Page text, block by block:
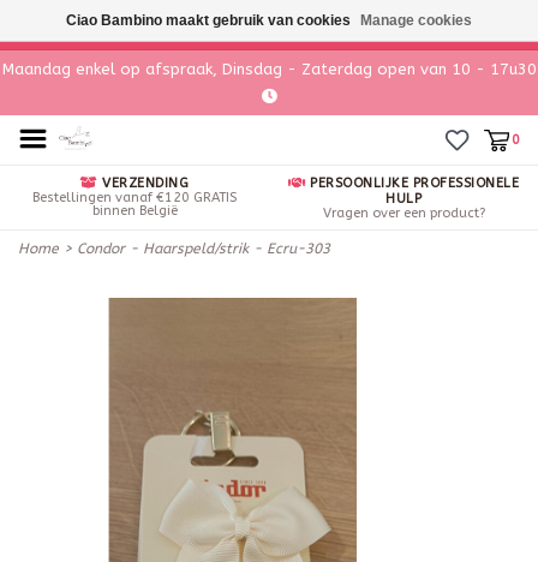
Maandag enkel op afspraak, Dinsdag - Zaterdag open van 10 - 17u30
0
VERZENDING
Bestellingen vanaf €120 GRATIS
binnen België
PERSOONLIJKE PROFESSIONELE
HULP
Vragen over een product?
Home > Condor - Haarspeld/strik - Ecru-303
Ciao Bambino maakt gebruik van cookies Manage cookies